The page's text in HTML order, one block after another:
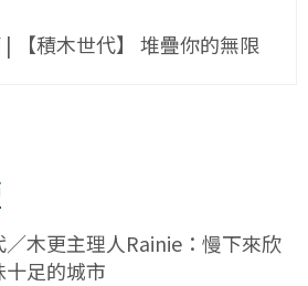
【積木世代】 堆疊你的無限
／木更主理人Rainie：慢下來欣
十足的城市